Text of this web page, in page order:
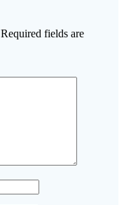
Required fields are